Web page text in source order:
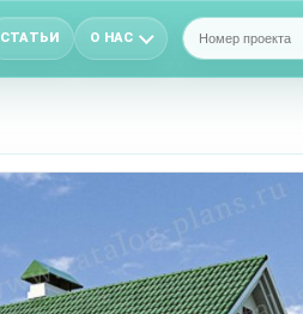
СТАТЬИ О НАС